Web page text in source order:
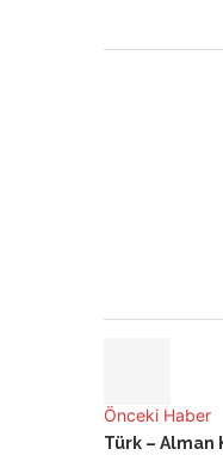
Önceki Haber
Türk – Alman